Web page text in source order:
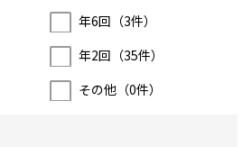
年6回（3件）
年2回（35件）
その他（0件）